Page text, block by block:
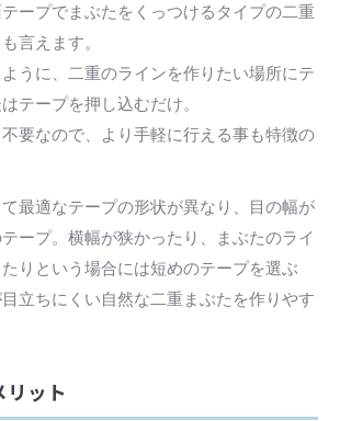
ープでまぶたをくっつけるタイプの二重
言えます。
うに、二重のラインを作りたい場所にテ
テープを押し込むだけ。
要なので、より手軽に行える事も特徴の
最適なテープの形状が異なり、目の幅が
ープ。横幅が狭かったり、まぶたのライ
りという場合には短めのテープを選ぶ
立ちにくい自然な二重まぶたを作りやす
リット